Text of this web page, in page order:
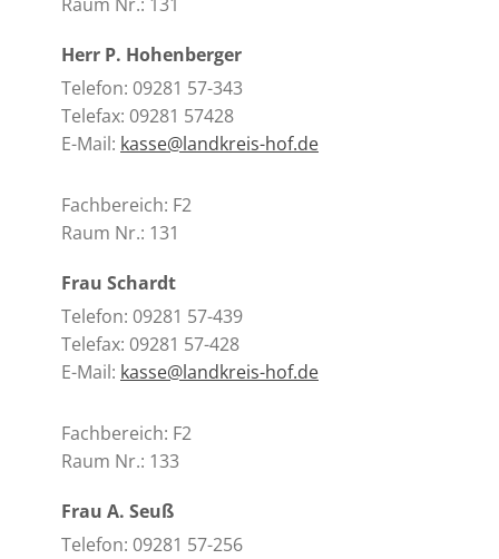
Herr P. Hohenberger
Telefon: 09281 57-343
Telefax: 09281 57428
E-Mail: kasse@landkreis-hof.de
Fachbereich: F2
Raum Nr.: 131
Frau Schardt
Telefon: 09281 57-439
Telefax: 09281 57-428
E-Mail: kasse@landkreis-hof.de
Fachbereich: F2
Raum Nr.: 133
Frau A. Seuß
Telefon: 09281 57-256